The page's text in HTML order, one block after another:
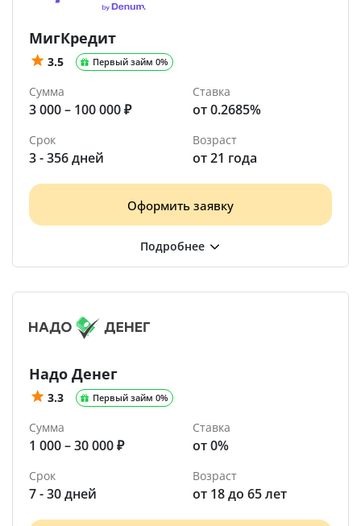
МигКредит
3.5 Первый займ 0%
Сумма
3 000 – 100 000 ₽
Ставка
от 0.2685%
Срок
3 - 356 дней
Возраст
от 21 года
Оформить заявку
Надо Денег
3.3 Первый займ 0%
Сумма
1 000 – 30 000 ₽
Ставка
от 0%
Срок
7 - 30 дней
Возраст
от 18 до 65 лет